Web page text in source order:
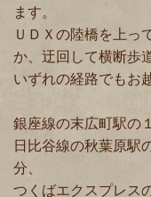
ます。
ＵＤＸの陸橋を上っ
か、迂回して横断歩
いずれの経路でもお
銀座線の末広町駅の
日比谷線の秋葉原駅
分、
つくばエクスプレス